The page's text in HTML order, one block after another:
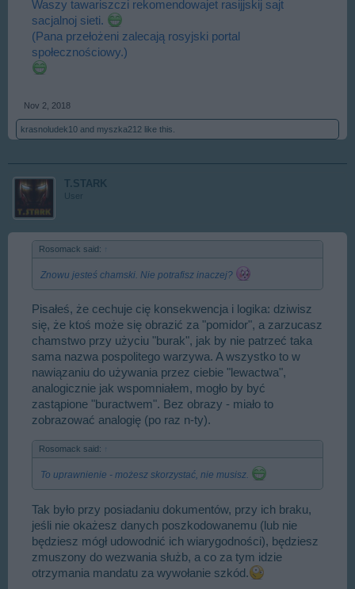
Waszy tawariszczi rekomendowajet rasijjskij sajt
sacjalnoj sieti.
(Pana przełożeni zalecają rosyjski portal
społecznościowy.)
Nov 2, 2018
krasnoludek10 and myszka212 like this.
T.STARK
User
Rosomack said:
Znowu jesteś chamski. Nie potrafisz inaczej?
Pisałeś, że cechuje cię konsekwencja i logika: dziwisz
się, że ktoś może się obrazić za "pomidor", a zarzucasz
chamstwo przy użyciu "burak", jak by nie patrzeć taka
sama nazwa pospolitego warzywa. A wszystko to w
nawiązaniu do używania przez ciebie "lewactwa",
analogicznie jak wspomniałem, mogło by być
zastąpione "buractwem". Bez obrazy - miało to
zobrazować analogię (po raz n-ty).
Rosomack said:
To uprawnienie - możesz skorzystać, nie musisz.
Tak było przy posiadaniu dokumentów, przy ich braku,
jeśli nie okażesz danych poszkodowanemu (lub nie
będziesz mógł udowodnić ich wiarygodności), będziesz
zmuszony do wezwania służb, a co za tym idzie
otrzymania mandatu za wywołanie szkód.